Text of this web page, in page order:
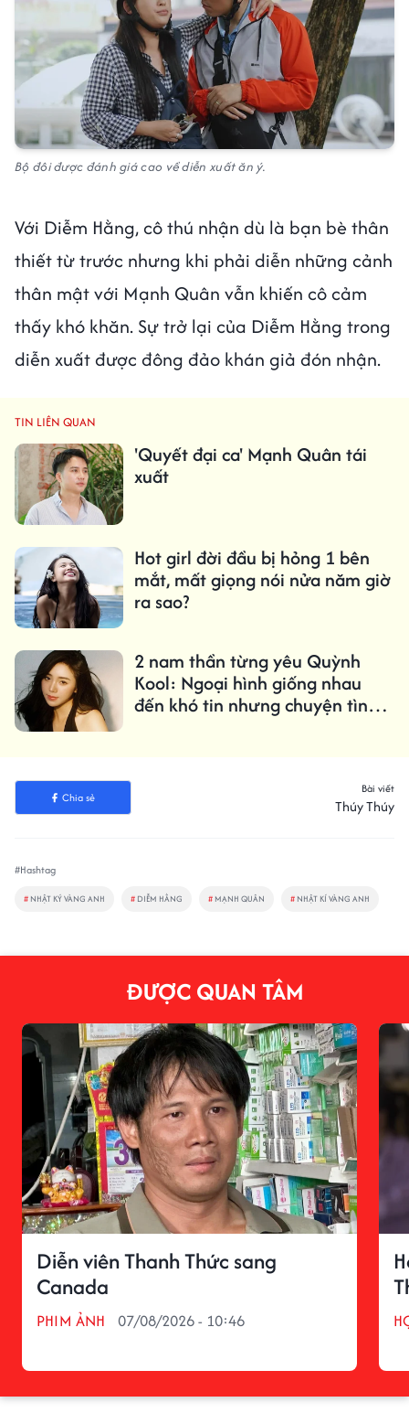
Bộ đôi được đánh giá cao về diễn xuất ăn ý.
Với Diễm Hằng, cô thú nhận dù là bạn bè thân
thiết từ trước nhưng khi phải diễn những cảnh
thân mật với Mạnh Quân vẫn khiến cô cảm
thấy khó khăn. Sự trở lại của Diễm Hằng trong
diễn xuất được đông đảo khán giả đón nhận.
TIN LIÊN QUAN
'Quyết đại ca' Mạnh Quân tái
xuất
Hot girl đời đầu bị hỏng 1 bên
mắt, mất giọng nói nửa năm giờ
ra sao?
2 nam thần từng yêu Quỳnh
Kool: Ngoại hình giống nhau
đến khó tin nhưng chuyện tình
Chia sẻ
Bài viết
Thúy Thúy
#Hashtag
# NHẬT KÝ VÀNG ANH # DIỄM HẰNG # MẠNH QUÂN # NHẬT KÍ VÀNG ANH
ĐƯỢC QUAN TÂM
Diễn viên Thanh Thức sang
Canada
PHIM ẢNH 07/08/2026 - 10:46